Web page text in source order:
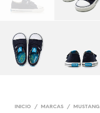
INICIO / MARCAS / MUSTANG